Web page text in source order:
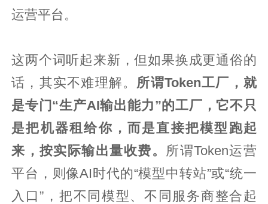
运营平台。
这两个词听起来新，但如果换成更通俗的
话，其实不难理解。 所谓Token工厂，就
是专门“生产AI输出能力”的工厂，它不只
是把机器租给你，而是直接把模型跑起
来，按实际输出量收费。 所谓Token运营
平台，则像AI时代的“模型中转站”或“统一
入口”，把不同模型、不同服务商整合起